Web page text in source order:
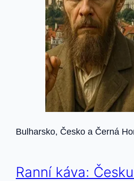
Bulharsko, Česko a Černá
Ranní káva: